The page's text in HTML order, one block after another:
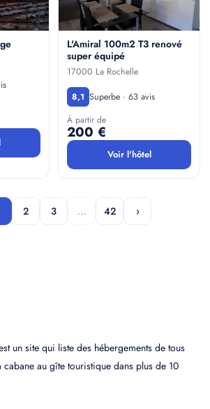
L'Amiral 100m2 T3 renové
super équipé
17000 La Rochelle
8,1 Superbe · 63 avis
À partir de
200 €
Voir l'hôtel
2 3 … 42 ›
un site qui liste des hébergements de tous
au gîte touristique dans plus de 10